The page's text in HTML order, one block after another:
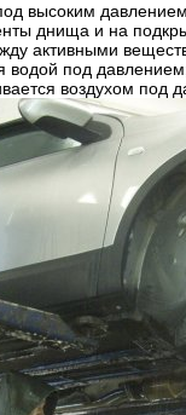
высоким
днища и на
активными
водой под
воздухом под